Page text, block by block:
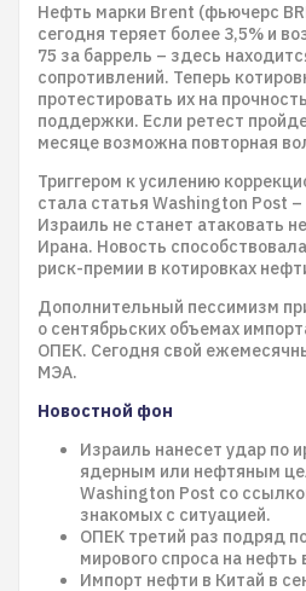
Нефть марки Brent (фьючерс
сегодня теряет более 3,5% и
75 за баррель – здесь
сопротивлений. Теперь
протестировать их на
поддержки. Если ретест
месяце возможна повторная
Триггером к усилению
стала статья Washington Post
Израиль не станет атаковать
Ирана. Новость
риск-премии в котировках
Дополнительный пессимизм
о сентябрьских объемах
ОПЕК. Сегодня свой
МЭА.
Новостной фон
Израиль нанесет удар по
ядерным или нефтяным
Washington Post со
знакомых с ситуацией.
ОПЕК третий раз подряд
мирового спроса на нефть
Импорт нефти в Китай в